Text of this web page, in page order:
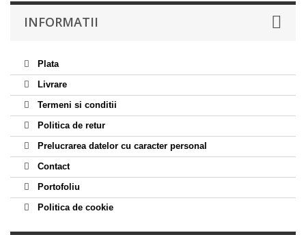
INFORMATII
Plata
Livrare
Termeni si conditii
Politica de retur
Prelucrarea datelor cu caracter personal
Contact
Portofoliu
Politica de cookie